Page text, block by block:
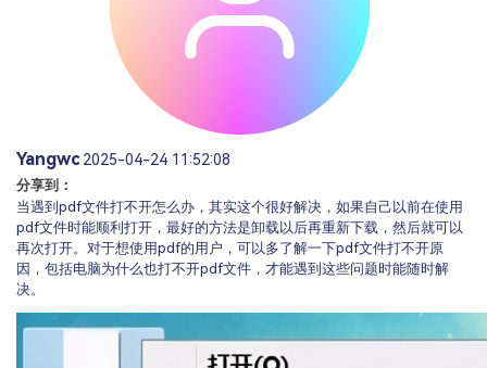
Yangwc 2025-04-24 11:52:08
分享到：
当遇到pdf文件打不开怎么办，其实这个很好解决，如果自己以前在使用
pdf文件时能顺利打开，最好的方法是卸载以后再重新下载，然后就可以
再次打开。对于想使用pdf的用户，可以多了解一下pdf文件打不开原
因，包括电脑为什么也打不开pdf文件，才能遇到这些问题时能随时解
决。